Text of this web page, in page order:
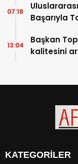
Başarıyla
07:18
Başkan
kalitesini
13:04
KATEGORİLER